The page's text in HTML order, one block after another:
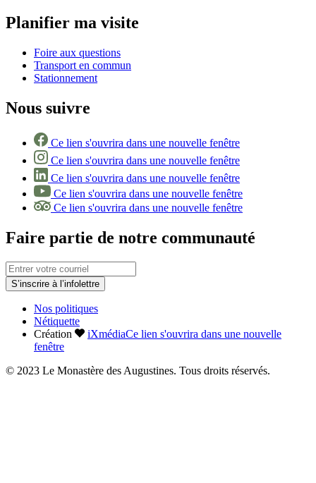
Planifier ma visite
Foire aux questions
Transport en commun
Stationnement
Nous suivre
Ce lien s'ouvrira dans une nouvelle fenêtre
Ce lien s'ouvrira dans une nouvelle fenêtre
Ce lien s'ouvrira dans une nouvelle fenêtre
Ce lien s'ouvrira dans une nouvelle fenêtre
Ce lien s'ouvrira dans une nouvelle fenêtre
Faire partie de notre communauté
S’inscrire à l’infolettre
Nos politiques
Nétiquette
Création
iXmédiaCe lien s'ouvrira dans une nouvelle
fenêtre
© 2023 Le Monastère des Augustines. Tous droits réservés.